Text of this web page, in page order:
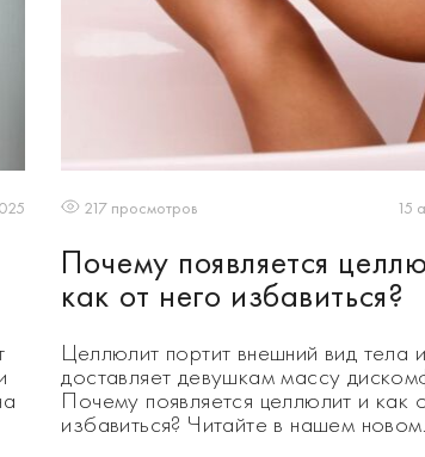
217 просмотров 15
Почему появляется
как от него избавиться?
Целлюлит портит внешний вид тела и
доставляет девушкам массу
Почему появляется целлюлит и как
избавиться? Читайте в нашем новом